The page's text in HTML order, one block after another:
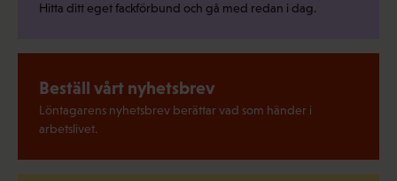
Hitta ditt eget fackförbund och gå med redan i dag.
Beställ vårt nyhetsbrev
Löntagarens nyhetsbrev berättar vad som händer i
arbetslivet.